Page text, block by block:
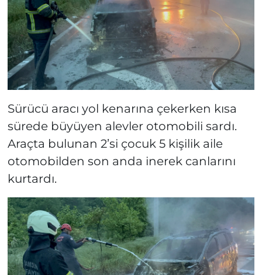
Sürücü aracı yol kenarına çekerken kısa
sürede büyüyen alevler otomobili sardı.
Araçta bulunan 2’si çocuk 5 kişilik aile
otomobilden son anda inerek canlarını
kurtardı.